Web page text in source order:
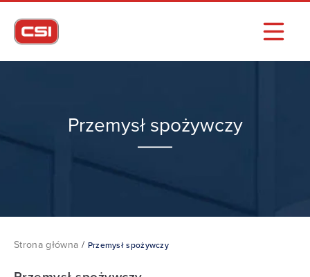
Przemysł spożywczy
Strona główna / Przemysł spożywczy